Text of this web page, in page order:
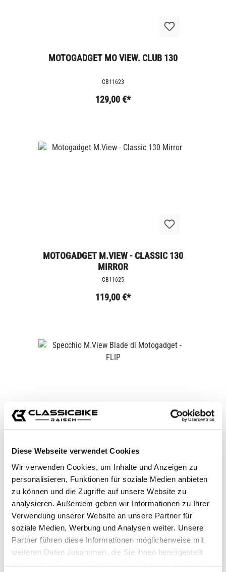
Diese Webseite verwendet Cookies
Wir verwenden Cookies, um Inhalte und Anzeigen zu
personalisieren, Funktionen für soziale Medien anbieten
zu können und die Zugriffe auf unsere Website zu
analysieren. Außerdem geben wir Informationen zu Ihrer
Verwendung unserer Website an unsere Partner für
soziale Medien, Werbung und Analysen weiter. Unsere
Partner führen diese Informationen möglicherweise mit
weiteren Daten zusammen, die Sie ihnen bereitgestellt
MOTOGADGET MO VIEW. CLUB 130
CB11623
129,00 €*
MOTOGADGET M.VIEW - CLASSIC 130
MIRROR
CB11625
119,00 €*
SPECCHIO M.VIEW BLADE DI
MOTOGADGET - FLIP
CB11680
129,00 €*